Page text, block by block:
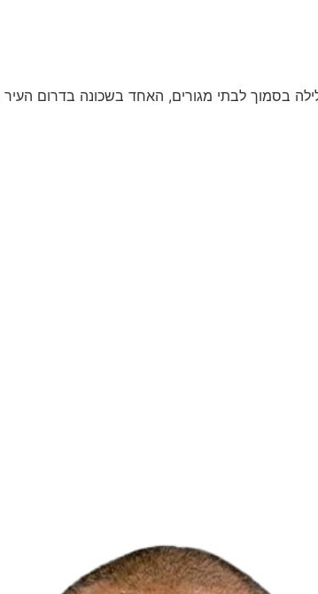
בסמוך לבתי מגורים, האחד בשכונה בדרום העיר